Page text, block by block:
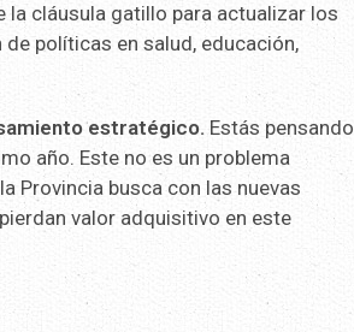
cláusula gatillo para actualizar los
políticas en salud, educación,
estratégico. Estás pensando
año. Este no es un problema
Provincia busca con las nuevas
valor adquisitivo en este